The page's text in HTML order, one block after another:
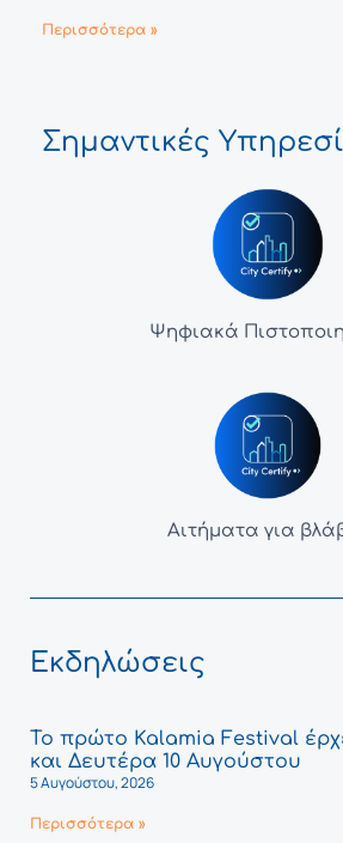
Περισσότερα »
Σημαντικές
Ψηφιακά
Αιτήματα για
Εκδηλώσεις
Το πρώτο Kalamia Festival
και Δευτέρα 10 Αυγούστου
5 Αυγούστου, 2026
Περισσότερα »